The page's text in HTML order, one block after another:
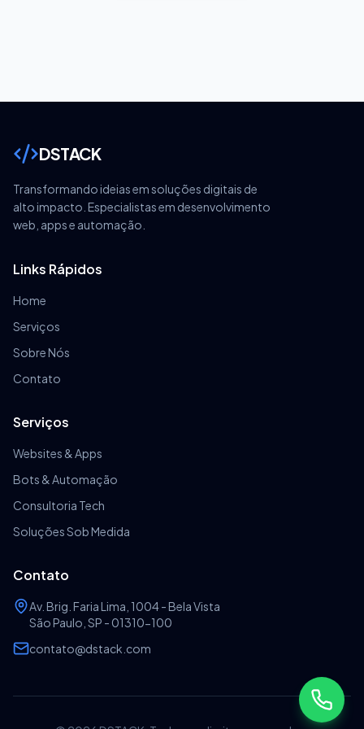
DSTACK
Transformando ideias em soluções digitais de
alto impacto. Especialistas em desenvolvimento
web, apps e automação.
Links Rápidos
Home
Serviços
Sobre Nós
Contato
Serviços
Websites & Apps
Bots & Automação
Consultoria Tech
Soluções Sob Medida
Contato
Av. Brig. Faria Lima, 1004 - Bela Vista
São Paulo, SP - 01310-100
contato@dstack.com